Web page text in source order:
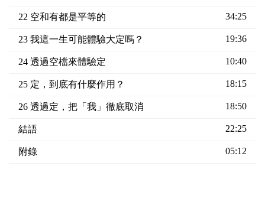
22 空和有都是平等的 34:25
23 我這一生可能體驗大定嗎？ 19:36
24 透過空檔來體驗定 10:40
25 定，到底有什麼作用？ 18:15
26 透過定，把「我」徹底取消 18:50
結語 22:25
附錄 05:12